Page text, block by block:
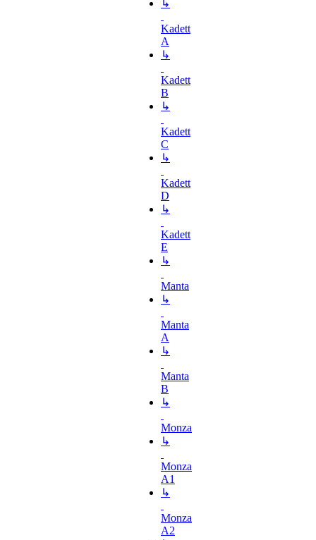
↳
Kadett
A
↳
Kadett
B
↳
Kadett
C
↳
Kadett
D
↳
Kadett
E
↳
Manta
↳
Manta
A
↳
Manta
B
↳
Monza
↳
Monza
A1
↳
Monza
A2